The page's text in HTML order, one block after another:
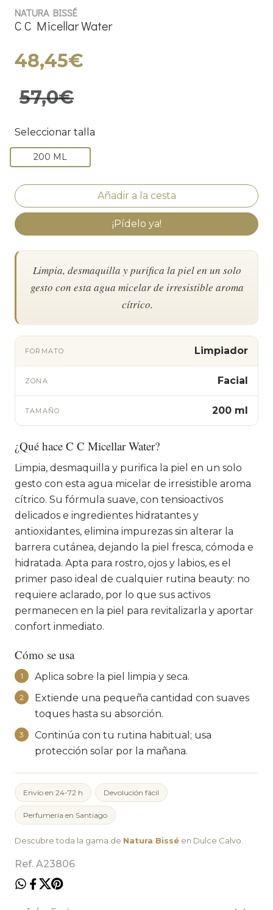
NATURA BISSÉ
C C Micellar Water
48,45€
57,0€
Seleccionar talla
200 ML
¡Pídelo ya!
Limpia, desmaquilla y purifica la piel en un solo
gesto con esta agua micelar de irresistible aroma
cítrico.
FORMATO Limpiador
ZONA Facial
TAMAÑO 200 ml
¿Qué hace C C Micellar Water?
Limpia, desmaquilla y purifica la piel en un solo
gesto con esta agua micelar de irresistible aroma
cítrico. Su fórmula suave, con tensioactivos
delicados e ingredientes hidratantes y
antioxidantes, elimina impurezas sin alterar la
barrera cutánea, dejando la piel fresca, cómoda e
hidratada. Apta para rostro, ojos y labios, es el
primer paso ideal de cualquier rutina beauty: no
requiere aclarado, por lo que sus activos
permanecen en la piel para revitalizarla y aportar
confort inmediato.
Cómo se usa
1 Aplica sobre la piel limpia y seca.
2
Extiende una pequeña cantidad con suaves
toques hasta su absorción.
3
Continúa con tu rutina habitual; usa
protección solar por la mañana.
Envío en 24-72 h Devolución fácil
Perfumería en Santiago
Descubre toda la gama de Natura Bissé en Dulce Calvo.
Ref. A23806